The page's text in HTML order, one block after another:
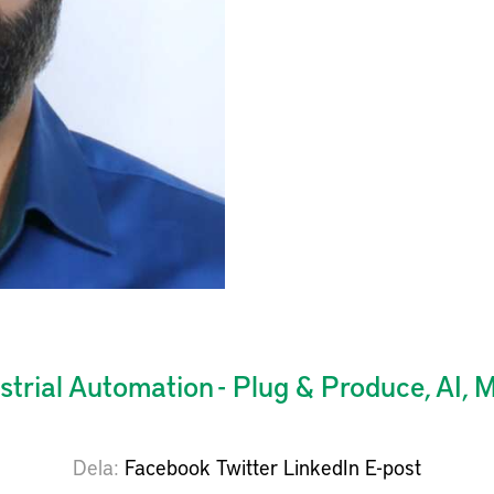
Automation - Plug & Produce, AI,
Dela Facebook Twitter LinkedIn E-post